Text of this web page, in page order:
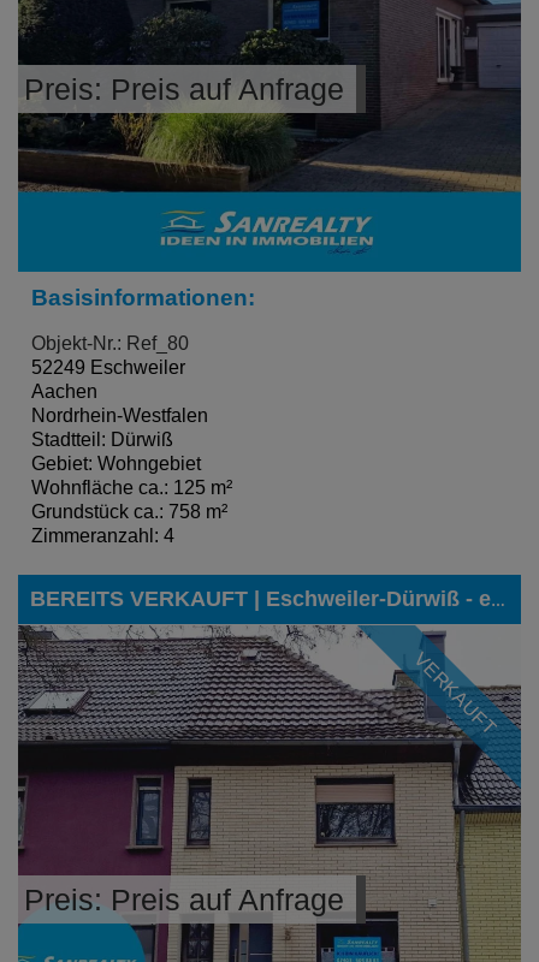
Basisinformationen:
Objekt-Nr.: Ref_80
52249 Eschweiler
Aachen
Nordrhein-Westfalen
Stadtteil: Dürwiß
Gebiet: Wohngebiet
Preis: Preis auf Anfrage
Wohnfläche ca.: 125 m²
Grundstück ca.: 758 m²
Zimmeranzahl: 4
BEREITS VERKAUFT | Eschweiler-Dürwiß - ein solides Einfamilienhaus mit Garten und Garage sucht neue Eigentümer!
VERKAUFT
Preis: Preis auf Anfrage